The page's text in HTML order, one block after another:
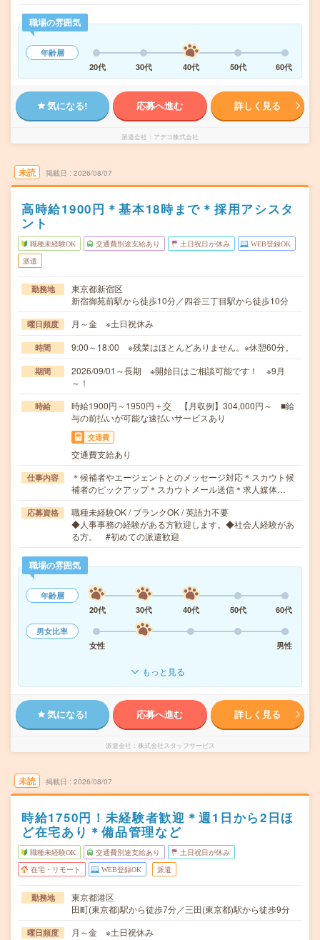
職場の雰囲気
年齢層
20代
30代 40代 50代 60代
気になる! 応募へ進む 詳しく見る
派遣会社 アデコ株式会社
未読 掲載日 2026/08/07
高時給1900円＊基本18時まで＊採用アシスタ
ント
職種未経験OK 交通費別途支給あり 土日祝日が休み WEB登録OK
派遣
勤務地
東京都新宿区
新宿御苑前駅から徒歩10分／四谷三丁目駅から徒歩10分
曜日頻度 月～金 ※土日祝休み
時間 9:00～18:00 ※残業はほとんどありません。※休憩60分。
期間
2026/09/01～長期 ※開始日はご相談可能です！ ※9月
～！
時給
時給1900円～1950円＋交 【月収例】304,000円～ ■給
与の前払いが可能な速払いサービスあり
交通費
交通費支給あり
仕事内容
＊候補者やエージェントとのメッセージ対応＊スカウト候
補者のピックアップ＊スカウトメール送信＊求人媒体…
応募資格
職種未経験OK / ブランクOK / 英語力不要
◆人事事務の経験がある方歓迎します。◆社会人経験があ
る方。 #初めての派遣歓迎
職場の雰囲気
年齢層
20代
30代 40代 50代
60代
男女比率
女性
男性
もっと見る
気になる! 応募へ進む 詳しく見る
派遣会社 株式会社スタッフサービス
未読 掲載日 2026/08/07
時給1750円！未経験者歓迎＊週1日から2日ほ
ど在宅あり＊備品管理など
職種未経験OK 交通費別途支給あり 土日祝日が休み
在宅・リモート WEB登録OK 派遣
勤務地
東京都港区
田町(東京都)駅から徒歩7分／三田(東京都)駅から徒歩9分
曜日頻度 月～金 ※土日祝休み